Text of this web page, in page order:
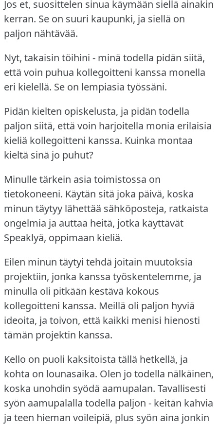
Jos et, suosittelen sinua käymään siellä ainakin
kerran. Se on suuri kaupunki, ja siellä on
paljon nähtävää.
Nyt, takaisin töihini - minä todella pidän siitä,
että voin puhua kollegoitteni kanssa monella
eri kielellä. Se on lempiasia työssäni.
Pidän kielten opiskelusta, ja pidän todella
paljon siitä, että voin harjoitella monia erilaisia
kieliä kollegoitteni kanssa. Kuinka montaa
kieltä sinä jo puhut?
Minulle tärkein asia toimistossa on
tietokoneeni. Käytän sitä joka päivä, koska
minun täytyy lähettää sähköposteja, ratkaista
ongelmia ja auttaa heitä, jotka käyttävät
Speaklyä, oppimaan kieliä.
Eilen minun täytyi tehdä joitain muutoksia
projektiin, jonka kanssa työskentelemme, ja
minulla oli pitkään kestävä kokous
kollegoitteni kanssa. Meillä oli paljon hyviä
ideoita, ja toivon, että kaikki menisi hienosti
tämän projektin kanssa.
Kello on puoli kaksitoista tällä hetkellä, ja
kohta on lounasaika. Olen jo todella nälkäinen,
koska unohdin syödä aamupalan. Tavallisesti
syön aamupalalla todella paljon - keitän kahvia
ja teen hieman voileipiä, plus syön aina jonkin